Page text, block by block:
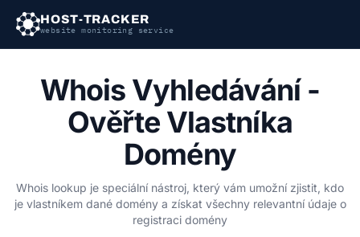
HOST-TRACKER
website monitoring service
Whois Vyhledávání -
Ověřte Vlastníka
Domény
Whois lookup je speciální nástroj, který vám umožní zjistit, kdo
je vlastníkem dané domény a získat všechny relevantní údaje o
registraci domény